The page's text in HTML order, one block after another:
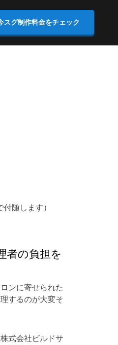
スグ制作料金をチェック
随します）
者の負担を
ンに寄せられた
するのが大変そ
式会社ビルドサ